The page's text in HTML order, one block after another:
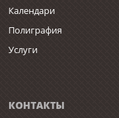
Календари
Полиграфия
Услуги
КОНТАКТЫ